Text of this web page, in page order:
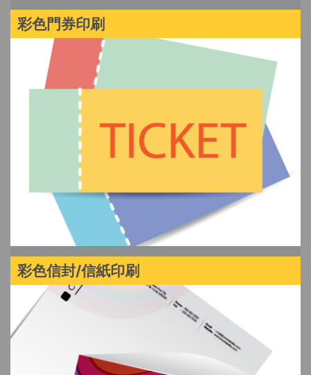
彩色門券印刷
彩色信封/信紙印刷